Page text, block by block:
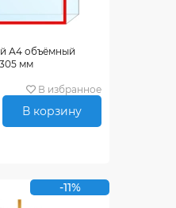
А4 объёмный
мм
В избранное
В корзину
-11%